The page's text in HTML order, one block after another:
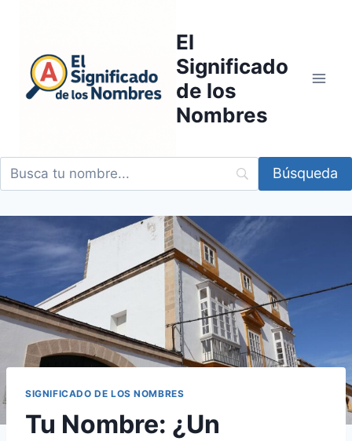
contenido
El
Significado
de los
Nombres
SIGNIFICADO DE LOS NOMBRES
Tu Nombre: ¿Un